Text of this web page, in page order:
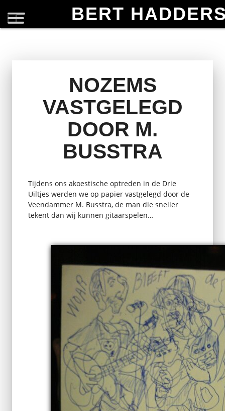
BERT
NOZEMS
VASTGELEGD
DOOR M.
BUSSTRA
Tijdens ons akoestische optreden in de Drie
Uiltjes werden we op papier vastgelegd door de
Veendammer M. Busstra, de man die sneller
tekent dan wij kunnen gitaarspelen…